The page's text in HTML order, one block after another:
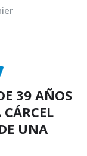
39 AÑOS
UNA